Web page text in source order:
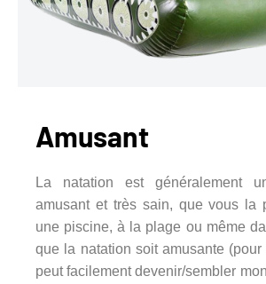
Amusant
La natation est généralement
amusant et très sain, que vous la
une piscine, à la plage ou même
que la natation soit amusante
peut facilement devenir/sembler